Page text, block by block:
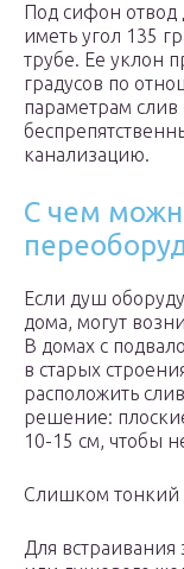
Под сифон
иметь угол 135
трубе. Ее уклон
градусов по
параметрам слив
канализацию.
С чем
Если душ
дома, могут
В домах с
в старых
расположить
решение:
10-15 см, чтобы
Слишком тонкий
Для встраивания